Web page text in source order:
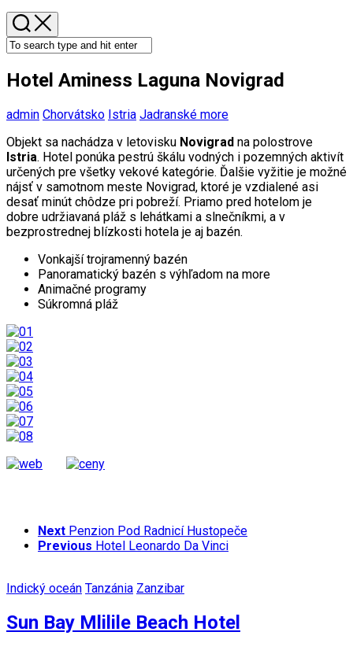
Hotel Aminess Laguna Novigrad
admin Chorvátsko Istria Jadranské more
Objekt sa nachádza v letovisku Novigrad na polostrove
Istria. Hotel ponúka pestrú škálu vodných i pozemných aktivít
určených pre všetky vekové kategórie. Ďalšie vyžitie je možné
nájsť v samotnom meste Novigrad, ktoré je vzdialené asi
desať minút chôdze pri pobreží. Priamo pred hotelom je
dobre udržiavaná pláž s lehátkami a slnečníkmi, a v
bezprostrednej blízkosti hotela je aj bazén.
Vonkajší trojramenný bazén
Panoramatický bazén s výhľadom na more
Animačné programy
Súkromná pláž
Next Penzion Pod Radnicí Hustopeče
Previous Hotel Leonardo Da Vinci
Indický oceán Tanzánia Zanzibar
Sun Bay Mlilile Beach Hotel